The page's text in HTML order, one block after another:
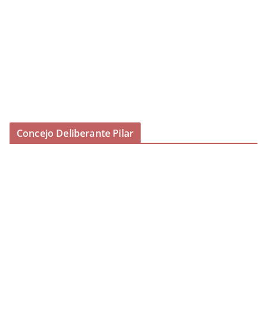
Concejo Deliberante Pilar